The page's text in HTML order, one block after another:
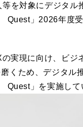
を対象にデジタル
Quest」2026年度
実現に向け、ビジ
くため、デジタル
Quest」を実施して